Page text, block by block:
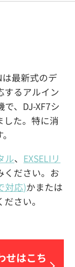
最新式のデ
するアルイン
、DJ-XF7シ
した。特に消
ル、 EXSELIリ
ください。お
対応)かまたは
さい。
せはこち